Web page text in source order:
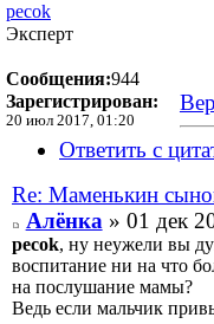
pecok
Эксперт
Сообщения:944
Зарегистрирован:
20 июл 2017, 01:20
Ответить с
Re: Маменькин
Алёнка » 01 дек
pecok, ну неужели вы
воспитание ни на что
на послушание мамы?
Ведь если мальчик